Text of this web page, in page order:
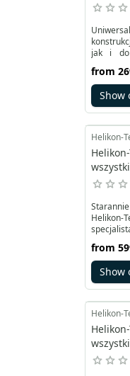
jak i do
wkładów
from
Show
Helikon-
dwie
from
Show
Helikon-